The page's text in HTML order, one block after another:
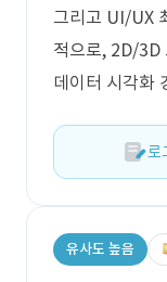
그리고 UI/UX
적으로, 2D/3D
데이터 시각화
로
유사도 높음